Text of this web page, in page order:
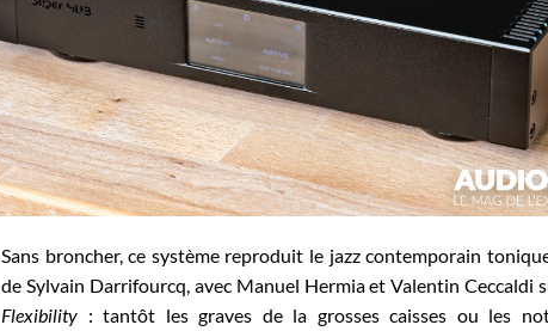
Sans broncher, ce système reproduit le jazz contemporain
de Sylvain Darrifourcq, avec Manuel Hermia et Valentin Ceccaldi
Flexibility : tantôt les graves de la grosses caisses ou les